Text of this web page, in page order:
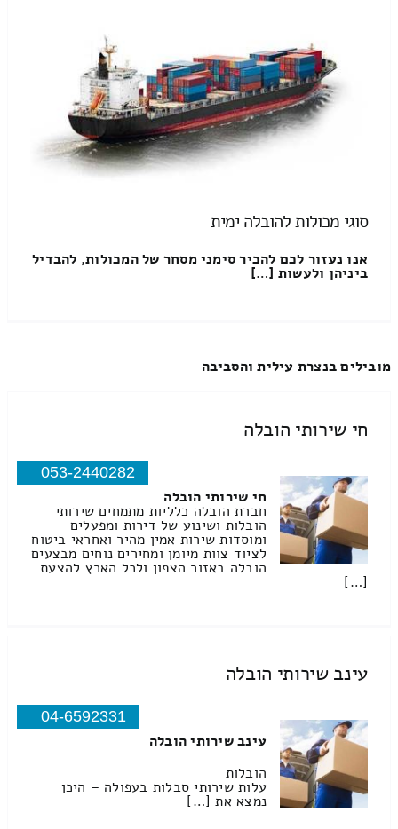
סוגי מכולות להובלה ימית
אנו נעזור לכם להכיר סימני מסחר של המכולות, להבדיל
ביניהן ולעשות […]
מובילים בנצרת עילית והסביבה
חי שירותי הובלה
053-2440282
חי שירותי הובלה
חברת הובלה כלליות מתמחים שירותי
הובלות ושינוע של דירות ומפעלים
ומוסדות שירות אמין מהיר ואחראי ביטוח
לציוד צוות מיומן ומחירים נוחים מבצעים
הובלה באזור הצפון ולכל הארץ להצעת
[…]
עינב שירותי הובלה
04-6592331
עינב שירותי הובלה
הובלות
עלות שירותי סבלות בעפולה – היכן
נמצא את […]